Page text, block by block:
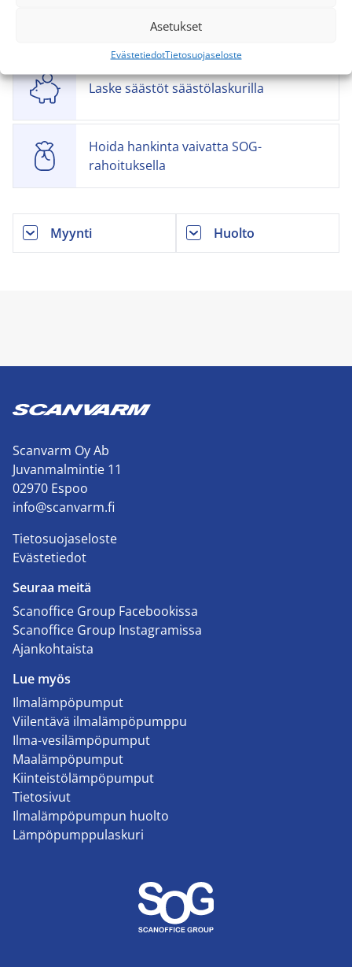
Asetukset
EvästetiedotTietosuojaseloste
Laske säästöt säästölaskurilla
Hoida hankinta vaivatta SOG-
rahoituksella
Myynti Huolto
Scanvarm Oy Ab
Juvanmalmintie 11
02970 Espoo
info@scanvarm.fi
Tietosuojaseloste
Evästetiedot
Seuraa meitä
Scanoffice Group Facebookissa
Scanoffice Group Instagramissa
Ajankohtaista
Lue myös
Ilmalämpöpumput
Viilentävä ilmalämpöpumppu
Ilma-vesilämpöpumput
Maalämpöpumput
Kiinteistölämpöpumput
Tietosivut
Ilmalämpöpumpun huolto
Lämpöpumppulaskuri